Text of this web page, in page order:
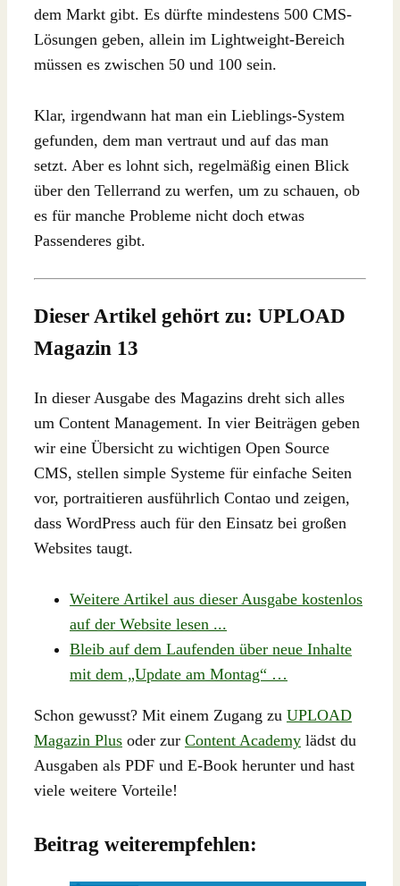
dem Markt gibt. Es dürfte mindestens 500 CMS-
Lösungen geben, allein im Lightweight-Bereich
müssen es zwischen 50 und 100 sein.
Klar, irgendwann hat man ein Lieblings-System
gefunden, dem man vertraut und auf das man
setzt. Aber es lohnt sich, regelmäßig einen Blick
über den Tellerrand zu werfen, um zu schauen, ob
es für manche Probleme nicht doch etwas
Passenderes gibt.
Dieser Artikel gehört zu: UPLOAD
Magazin 13
In dieser Ausgabe des Magazins dreht sich alles
um Content Management. In vier Beiträgen geben
wir eine Übersicht zu wichtigen Open Source
CMS, stellen simple Systeme für einfache Seiten
vor, portraitieren ausführlich Contao und zeigen,
dass WordPress auch für den Einsatz bei großen
Websites taugt.
Weitere Artikel aus dieser Ausgabe kostenlos
auf der Website lesen ...
Bleib auf dem Laufenden über neue Inhalte
mit dem „Update am Montag“ …
Schon gewusst? Mit einem Zugang zu UPLOAD
Magazin Plus oder zur Content Academy lädst du
Ausgaben als PDF und E-Book herunter und hast
viele weitere Vorteile!
Beitrag weiterempfehlen: